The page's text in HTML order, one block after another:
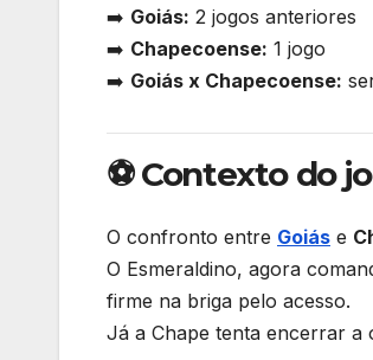
➡️ Goiás: 2 jogos anteriores
➡️ Chapecoense: 1 jogo
➡️ Goiás x Chapecoense:
⚽ Contexto do
O confronto entre Goiás e
O Esmeraldino, agora
firme na briga pelo acesso.
Já a Chape tenta encerrar a